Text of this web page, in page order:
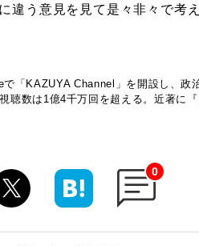
う意見を見て是々非々で考
「KAZUYA Channel」を開設し、政
聴数は1億4千万回を超える。近著に
0